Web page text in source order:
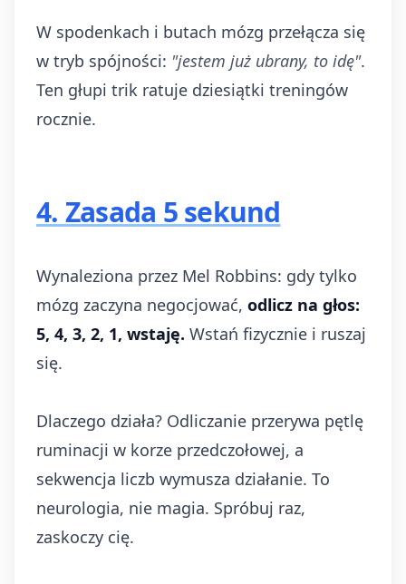
W spodenkach i butach mózg przełącza się
w tryb spójności: "jestem już ubrany, to idę".
Ten głupi trik ratuje dziesiątki treningów
rocznie.
4. Zasada 5 sekund
Wynaleziona przez Mel Robbins: gdy tylko
mózg zaczyna negocjować, odlicz na głos:
5, 4, 3, 2, 1, wstaję. Wstań fizycznie i ruszaj
się.
Dlaczego działa? Odliczanie przerywa pętlę
ruminacji w korze przedczołowej, a
sekwencja liczb wymusza działanie. To
neurologia, nie magia. Spróbuj raz,
zaskoczy cię.